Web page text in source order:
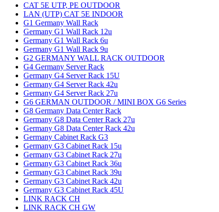
CAT 5E UTP, PE OUTDOOR
LAN (UTP) CAT 5E INDOOR
G1 Germany Wall Rack
Germany G1 Wall Rack 12u
Germany G1 Wall Rack 6u
Germany G1 Wall Rack 9u
G2 GERMANY WALL RACK OUTDOOR
G4 Germany Server Rack
Germany G4 Server Rack 15U
Germany G4 Server Rack 42u
Germany G4 Server Rack 27u
G6 GERMAN OUTDOOR / MINI BOX G6 Series
G8 Germany Data Center Rack
Germany G8 Data Center Rack 27u
Germany G8 Data Center Rack 42u
Germany Cabinet Rack G3
Germany G3 Cabinet Rack 15u
Germany G3 Cabinet Rack 27u
Germany G3 Cabinet Rack 36u
Germany G3 Cabinet Rack 39u
Germany G3 Cabinet Rack 42u
Germany G3 Cabinet Rack 45U
LINK RACK CH
LINK RACK CH GW